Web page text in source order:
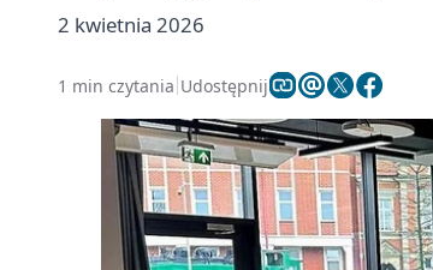
2 kwietnia 2026
1 min czytania Udostępnij